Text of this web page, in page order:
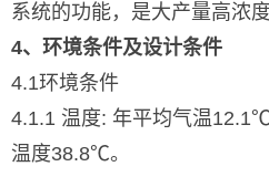
系统的功能，是大产量高浓
4、环境条件及设计条件
4.1环境条件
4.1.1 温度: 年平均气温
温度38.8℃。